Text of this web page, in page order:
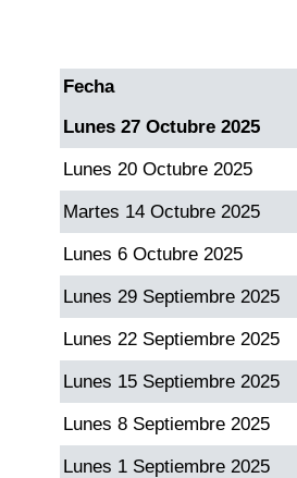
Fecha
Lunes 27 Octubre 2025
Lunes 20 Octubre 2025
Martes 14 Octubre 2025
Lunes 6 Octubre 2025
Lunes 29 Septiembre 2025
Lunes 22 Septiembre 2025
Lunes 15 Septiembre 2025
Lunes 8 Septiembre 2025
Lunes 1 Septiembre 2025